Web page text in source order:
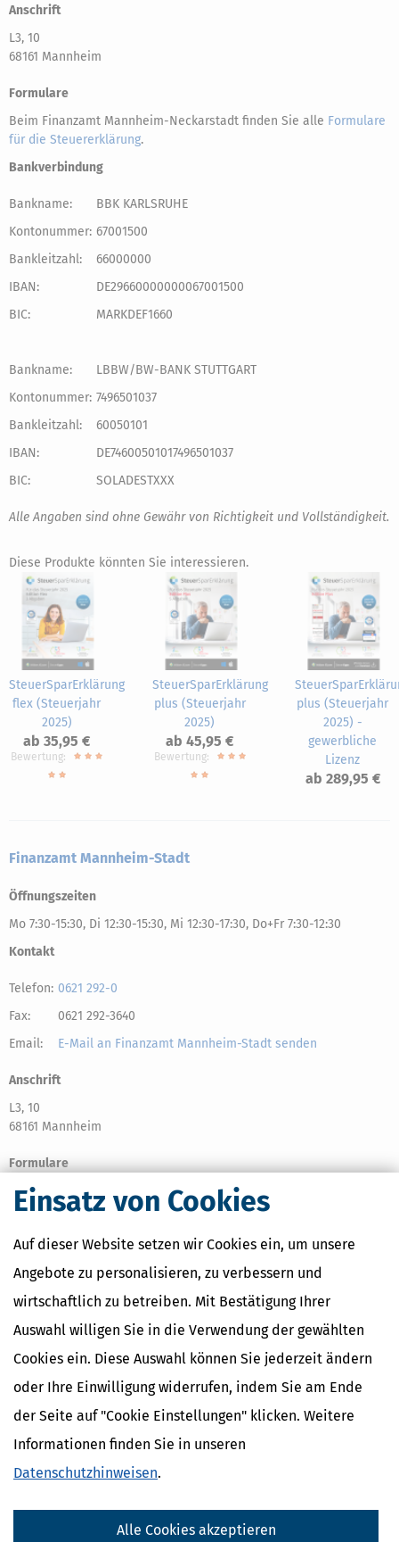
Einsatz von Cookies
Auf dieser Website setzen wir Cookies ein, um unsere
Angebote zu personalisieren, zu verbessern und
wirtschaftlich zu betreiben. Mit Bestätigung Ihrer
Auswahl willigen Sie in die Verwendung der gewählten
Cookies ein. Diese Auswahl können Sie jederzeit ändern
oder Ihre Einwilligung widerrufen, indem Sie am Ende
der Seite auf "Cookie Einstellungen" klicken. Weitere
Informationen finden Sie in unseren
Datenschutzhinweisen.
Alle Cookies akzeptieren
Anschrift
L3, 10
68161 Mannheim
Formulare
Beim Finanzamt Mannheim-Neckarstadt finden Sie alle Formulare
für die Steuererklärung.
Bankverbindung
Bankname:
BBK KARLSRUHE
Kontonummer: 67001500
Bankleitzahl:
66000000
IBAN:
DE29660000000067001500
BIC:
MARKDEF1660
Bankname:
LBBW/BW-BANK STUTTGART
Kontonummer: 7496501037
Bankleitzahl:
60050101
IBAN:
DE74600501017496501037
BIC:
SOLADESTXXX
Alle Angaben sind ohne Gewähr von Richtigkeit und Vollständigkeit.
Diese Produkte könnten Sie interessieren.
SteuerSparErklärung
flex (Steuerjahr
2025)
ab 35,95 €
Bewertung:
SteuerSparErklärung
plus (Steuerjahr
2025)
ab 45,95 €
Bewertung:
plus (Steuerjahr
2025) -
gewerbliche
Lizenz
ab 289,95 €
Finanzamt Mannheim-Stadt
Öffnungszeiten
Mo 7:30-15:30, Di 12:30-15:30, Mi 12:30-17:30, Do+Fr 7:30-12:30
Kontakt
Telefon: 0621 292-0
Fax:
0621 292-3640
Email:
E-Mail an Finanzamt Mannheim-Stadt senden
Anschrift
L3, 10
68161 Mannheim
Formulare
Beim Finanzamt Mannheim-Stadt finden Sie alle
Steuererklärung.
Bankverbindung
Bankname:
BBK KARLSRUHE
Kontonummer: 67001500
Bankleitzahl:
66000000
IBAN:
DE29660000000067001500
BIC:
MARKDEF1660
Bankname:
LBBW/BW-BANK STUTTGART
Kontonummer: 7496501037
DE74600501017496501037